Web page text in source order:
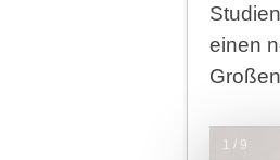
einen
1 / 9